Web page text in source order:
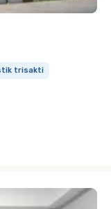
trisakti